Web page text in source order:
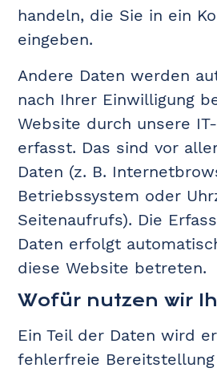
handeln, die Sie in ein
eingeben.
Andere Daten werden
nach Ihrer Einwilligung
Website durch unsere
erfasst. Das sind vor
Daten (z. B.
Betriebssystem oder
Seitenaufrufs). Die
Daten erfolgt
diese Website betreten.
Wofür nutzen wir
Ein Teil der Daten wird
fehlerfreie